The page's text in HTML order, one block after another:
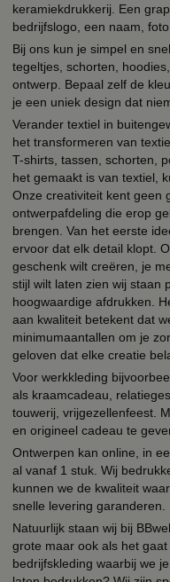
keramiekdrukkerij. Een
bedrijfslogo, een naam,
Bij ons kun je simpel en
tegeltjes, schorten,
ontwerp. Bepaal zelf de
je een uniek design dat
Verander textiel in
het transformeren van
T-shirts, tassen, schorten,
het gemaakt is van textiel,
Onze creativiteit kent geen
ontwerpafdeling die erop
brengen. Van het eerste
ervoor dat elk detail klopt.
geschenk wilt creëren, je
stijl wilt laten zien wij staan
hoogwaardige afdrukken.
aan kwaliteit betekent dat
minimumaantallen om je
geloven dat elke creatie
Voor werkkleding
als kraamcadeau,
touwerij, vrijgezellenfeest.
en origineel cadeau te
Ontwerpen kan online, in
al vanaf 1 stuk. Wij
kunnen we de kwaliteit
snelle levering garanderen.
Natuurlijk staan wij bij
grote maar ook als het
bedrijfskleding waarbij we